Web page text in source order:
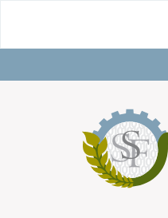
innehåll